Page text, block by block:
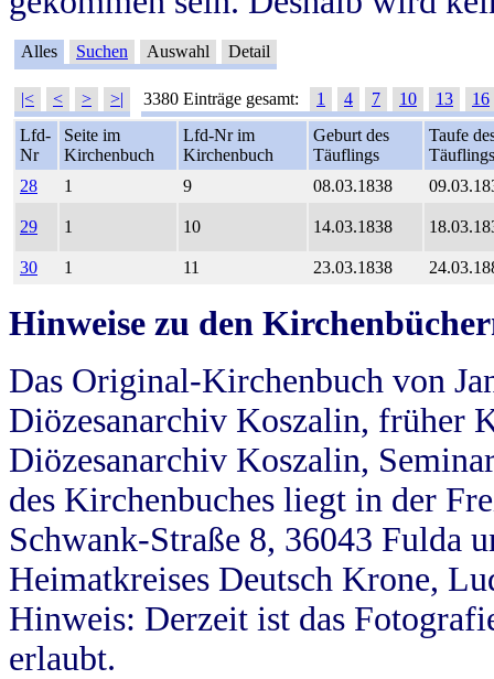
Alles Suchen Auswahl Detail
|< < > >| 3380 Einträge gesamt: 1 4 7 10 13
16
Lfd-
Nr
Seite im
Kirchenbuch
Lfd-Nr im
Kirchenbuch
Geburt des
Täuflings
Taufe
Täuflings
28
1 9 08.03.1838
29 1 10 14.03.1838
30 1 11 23.03.1838
Hinweise zu den
Das Original-Kirchenbuch von
Diözesanarchiv Koszalin, früher
Diözesanarchiv Koszalin,
des Kirchenbuches liegt in der
Schwank-Straße 8, 36043 Fulda
Heimatkreises Deutsch Krone,
Hinweis: Derzeit ist das
erlaubt.